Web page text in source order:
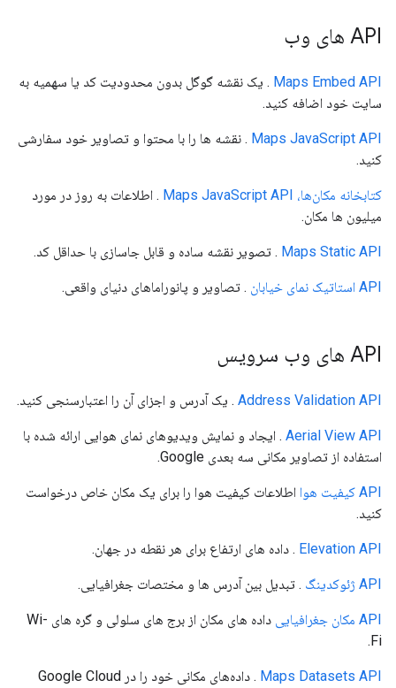
API های وب
Maps Embed API . یک نقشه گوگل بدون محدودیت کد یا سهمیه به
سایت خود اضافه کنید.
Maps JavaScript API . نقشه ها را با محتوا و تصاویر خود سفارشی
کنید.
کتابخانه مکان‌ها، Maps JavaScript API
. اطلاعات به روز در مورد
میلیون ها مکان.
Maps Static API . تصویر نقشه ساده و قابل جاسازی با حداقل کد.
API استاتیک نمای خیابان . تصاویر و پانوراماهای دنیای واقعی.
API های وب سرویس
Address Validation API . یک آدرس و اجزای آن را اعتبارسنجی کنید.
Aerial View API . ایجاد و نمایش ویدیوهای نمای هوایی ارائه شده با
استفاده از تصاویر مکانی سه بعدی Google.
API کیفیت هوا
اطلاعات کیفیت هوا را برای یک مکان خاص درخواست
کنید.
Elevation API . داده های ارتفاع برای هر نقطه در جهان.
API ژئوکدینگ . تبدیل بین آدرس ها و مختصات جغرافیایی.
API مکان جغرافیایی
داده های مکان از برج های سلولی و گره های Wi-
Fi.
Maps Datasets API
. داده‌های مکانی خود را در Google Cloud